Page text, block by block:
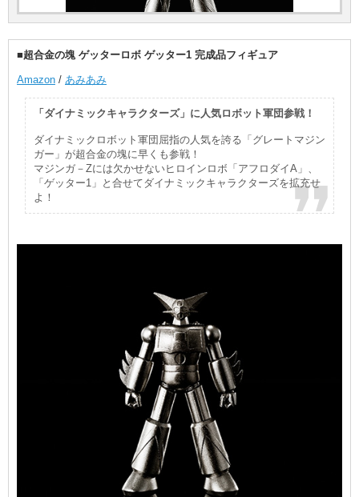
■超合金の塊 ゲッターロボ ゲッター1 完成品フィギュア
Amazon / あみあみ
「ダイナミックキャラクターズ」に人気ロボット軍団参戦！
ダイナミックロボット軍団屈指の人気を誇る「グレートマジン
ガー」が超合金の塊に早くも参戦！
マジンガ－Zには欠かせないヒロインロボ「アフロダイA」、
「ゲッター1」と合せてダイナミックキャラクターズを拡充せ
よ！